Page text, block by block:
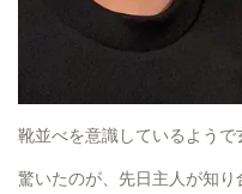
靴並べを意識しているようで
驚いたのが、先日主人が知